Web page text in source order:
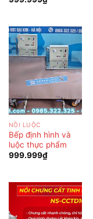
NỒI LUỘC
Bếp định hình và
luộc thực phẩm
999.999₫